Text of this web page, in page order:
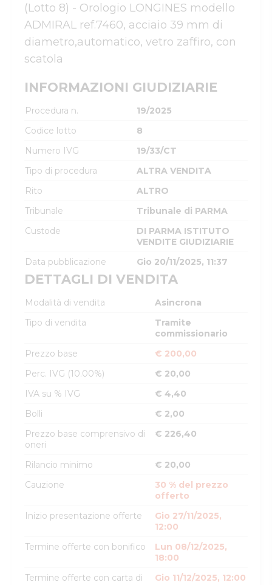
(Lotto 8) - Orologio LONGINES modello
ADMIRAL ref.7460, acciaio 39 mm di
diametro,automatico, vetro zaffiro, con
INFORMAZIONI GIUDIZIARIE
Procedura n.
19/2025
Codice lotto
8
Numero IVG
19/33/CT
Tipo di procedura
ALTRA VENDITA
Rito
ALTRO
Tribunale
Tribunale di PARMA
Custode
DI PARMA ISTITUTO
VENDITE GIUDIZIARIE
Data pubblicazione
Gio 20/11/2025, 11:37
DETTAGLI DI VENDITA
Modalità di vendita
Asincrona
Tipo di vendita
Tramite
commissionario
Prezzo base
€ 200,00
Perc. IVG (10.00%)
€ 20,00
IVA su % IVG
€ 4,40
Bolli
€ 2,00
Prezzo base comprensivo di
oneri
€ 226,40
Rilancio minimo
€ 20,00
Cauzione
30 % del prezzo
offerto
Inizio presentazione offerte
Gio 27/11/2025,
12:00
Termine offerte con bonifico
Lun 08/12/2025,
18:00
Termine offerte con carta di
Gio 11/12/2025, 12:00